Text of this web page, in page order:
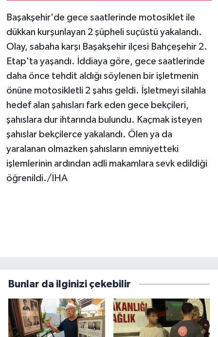
Başakşehir'de gece saatlerinde motosiklet ile
dükkan kurşunlayan 2 şüpheli suçüstü yakalandı.
Olay, sabaha karşı Başakşehir ilçesi Bahçeşehir 2.
Etap'ta yaşandı. İddiaya göre, gece saatlerinde
daha önce tehdit aldığı söylenen bir işletmenin
önüne motosikletli 2 şahıs geldi. İşletmeyi silahla
hedef alan şahısları fark eden gece bekçileri,
şahıslara dur ihtarında bulundu. Kaçmak isteyen
şahıslar bekçilerce yakalandı. Ölen ya da
yaralanan olmazken şahısların emniyetteki
işlemlerinin ardından adli makamlara sevk edildiği
öğrenildi./İHA
Bunlar da ilginizi çekebilir